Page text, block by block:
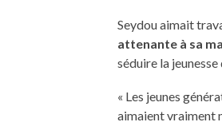
Seydou aimait
attenante à sa
séduire la jeunesse
« Les jeunes
aimaient vraiment